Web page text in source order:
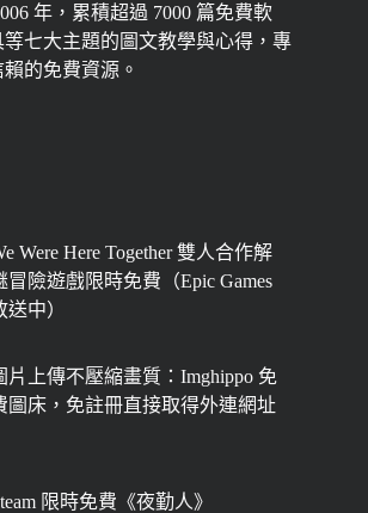
年，累積超過 7000 篇免費軟
七大主題的圖文教學與心得，專
的免費資源。
Were Here Together 雙人合作解
冒險遊戲限時免費（Epic Games
送中）
片上傳不壓縮畫質：Imghippo 免
圖床，免註冊直接取得外連網址
限時免費《夜勤人》